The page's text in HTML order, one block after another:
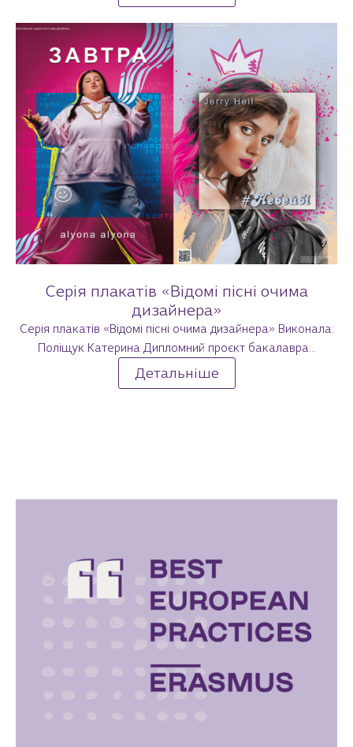
Серія плакатів «Відомі пісні очима
дизайнера»
Серія плакатів «Відомі пісні очима дизайнера» Виконала:
Поліщук Катерина Дипломний проєкт бакалавра...
Детальніше